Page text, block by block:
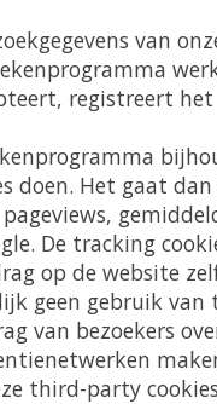
van
registreert het
Het gaat dan
De tracking
op de website
geen gebruik van
van bezoekers
third-party